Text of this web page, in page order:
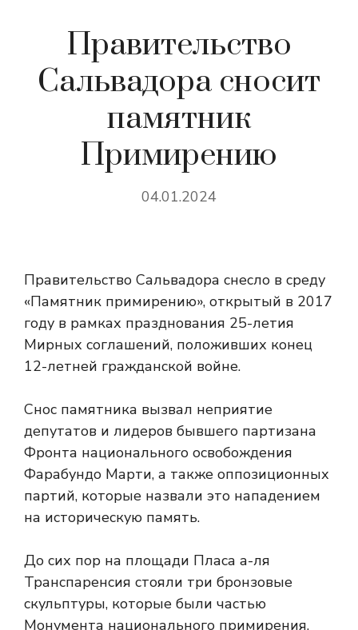
Правительство
Сальвадора сносит
памятник
Примирению
04.01.2024
Правительство Сальвадора снесло в среду
«Памятник примирению», открытый в 2017
году в рамках празднования 25-летия
Мирных соглашений, положивших конец
12-летней гражданской войне.
Снос памятника вызвал неприятие
депутатов и лидеров бывшего партизана
Фронта национального освобождения
Фарабундо Марти, а также оппозиционных
партий, которые назвали это нападением
на историческую память.
До сих пор на площади Пласа а-ля
Транспаренсия стояли три бронзовые
скульптуры, которые были частью
Монумента национального примирения,